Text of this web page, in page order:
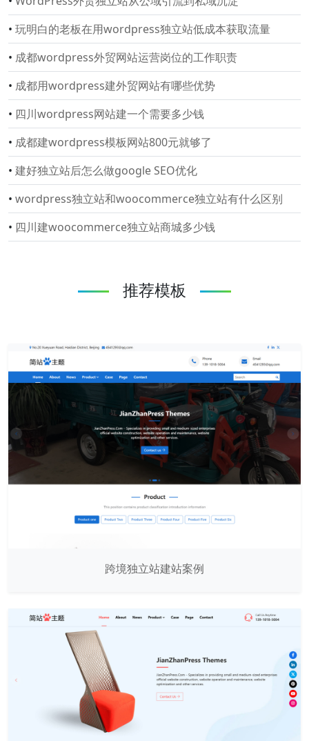
• 玩明白的老板在用wordpress独立站低成本获取流量
• 成都wordpress外贸网站运营岗位的工作职责
• 成都用wordpress建外贸网站有哪些优势
• 四川wordpress网站建一个需要多少钱
• 成都建wordpress模板网站800元就够了
• 建好独立站后怎么做google SEO优化
• wordpress独立站和woocommerce独立站有什么区别
• 四川建woocommerce独立站商城多少钱
推荐模板
跨境独立站建站案例